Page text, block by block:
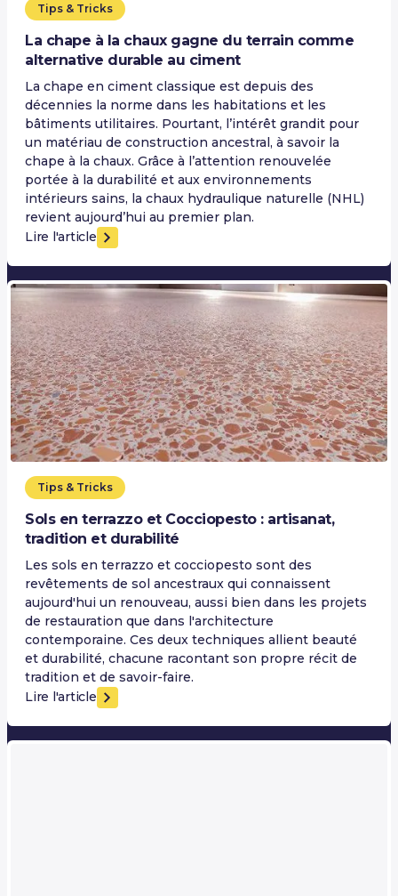
Tips & Tricks
La chape à la chaux gagne du terrain comme
alternative durable au ciment
La chape en ciment classique est depuis des
décennies la norme dans les habitations et les
bâtiments utilitaires. Pourtant, l’intérêt grandit pour
un matériau de construction ancestral, à savoir la
chape à la chaux. Grâce à l’attention renouvelée
portée à la durabilité et aux environnements
intérieurs sains, la chaux hydraulique naturelle (NHL)
revient aujourd’hui au premier plan.
Lire l'article
Tips & Tricks
Sols en terrazzo et Cocciopesto : artisanat,
tradition et durabilité
Les sols en terrazzo et cocciopesto sont des
revêtements de sol ancestraux qui connaissent
aujourd'hui un renouveau, aussi bien dans les projets
de restauration que dans l'architecture
contemporaine. Ces deux techniques allient beauté
et durabilité, chacune racontant son propre récit de
tradition et de savoir-faire.
Lire l'article